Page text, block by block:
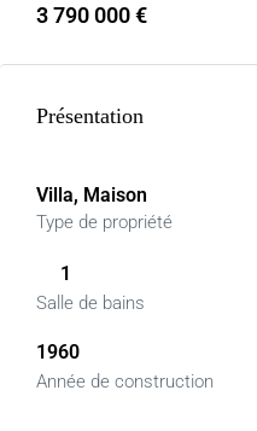
3 790 000 €
Présentation
Villa, Maison
Type de propriété
1
Salle de bains
1960
Année de construction